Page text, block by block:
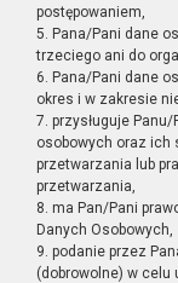
postępowaniem,
5. Pana/Pani dane
trzeciego ani do
6. Pana/Pani dane
okres i w zakresie
7. przysługuje
osobowych oraz ich
przetwarzania lub
przetwarzania,
8. ma Pan/Pani
Danych Osobowych,
9. podanie przez
(dobrowolne) w celu